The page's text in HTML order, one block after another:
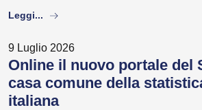
Leggi... about
9 Luglio 2026
Online il nuovo portale del
casa comune della
italiana